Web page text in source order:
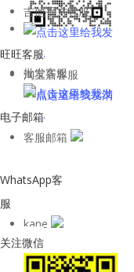
吉他平方客服
批发客服
旺旺客服
淘宝店客服
电子邮箱
客服邮箱
WhatsApp客
服
kane
关注微信